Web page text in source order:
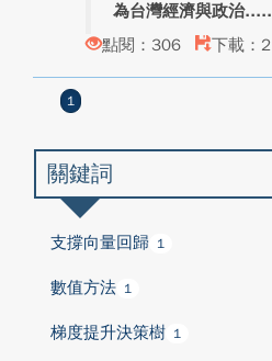
為台灣經濟與政治...
點閱：306
下載：2
1
關鍵詞
支撐向量回歸 1
數值方法 1
梯度提升決策樹 1